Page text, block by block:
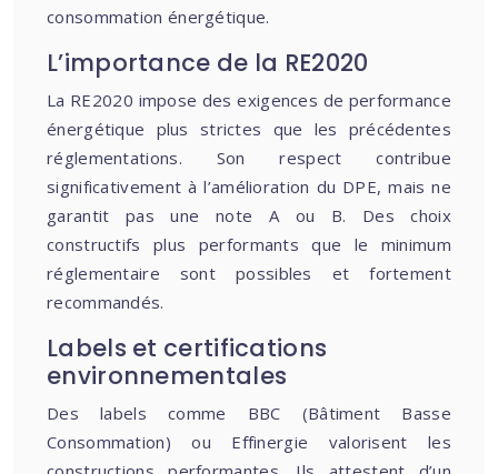
consommation énergétique.
L’importance de la RE2020
La RE2020 impose des exigences de performance
énergétique plus strictes que les précédentes
réglementations. Son respect contribue
significativement à l’amélioration du DPE, mais ne
garantit pas une note A ou B. Des choix
constructifs plus performants que le minimum
réglementaire sont possibles et fortement
recommandés.
Labels et certifications
environnementales
Des labels comme BBC (Bâtiment Basse
Consommation) ou Effinergie valorisent les